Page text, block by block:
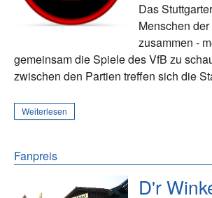
Das
Menschen
zusammen -
gemeinsam die Spiele des VfB zu
zwischen den Partien treffen sich die
Weiterlesen
Fanpreis
D'r